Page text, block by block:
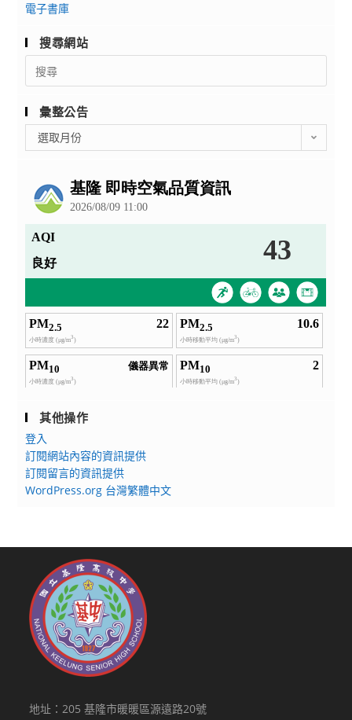
電子書庫
搜尋網站
Search
for:
彙整公告
整
選取月份
其他操作
登入
訂閱網站內容的資訊提供
訂閱留言的資訊提供
WordPress.org 台灣繁體中文
地址：205 基隆市暖暖區源遠路20號